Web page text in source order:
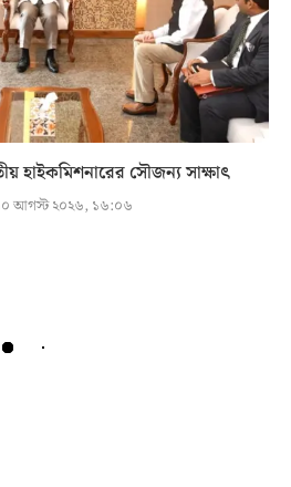
হাইকমিশনারের সৌজন্য সাক্ষাৎ
আগস্ট ২০২৬, ১৬:০৬